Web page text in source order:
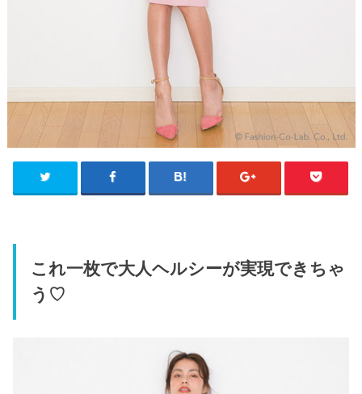
これ一枚で大人ヘルシーが実現できちゃ
う♡